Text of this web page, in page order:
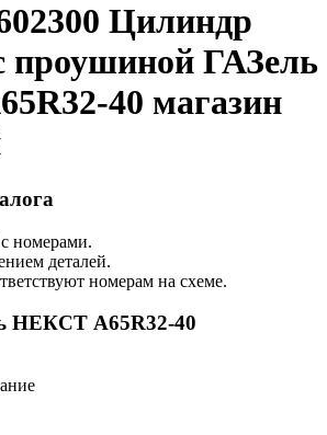
Цилиндр
проушиной ГАЗель
40 магазин
номерами.
деталей.
номерам на схеме.
НЕКСТ A65R32-40